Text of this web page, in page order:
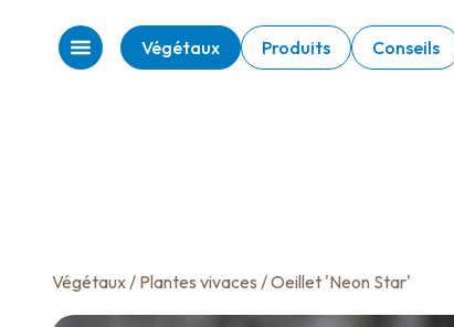
Végétaux Produits Conseils
Végétaux/ Plantes vivaces / Oeillet 'Neon Star'